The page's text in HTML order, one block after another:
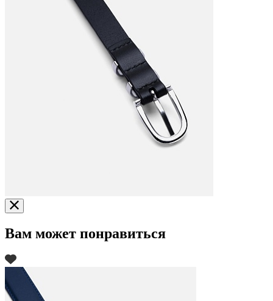
Вам может понравиться